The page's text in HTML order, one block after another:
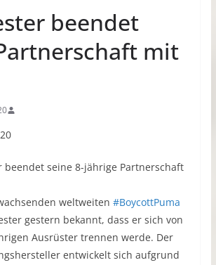
beendet
mit
beendet seine 8-jährige Partnerschaft
weltweiten #BoycottPuma
gestern bekannt, dass er sich von
Ausrüster trennen werde. Der
entwickelt sich aufgrund